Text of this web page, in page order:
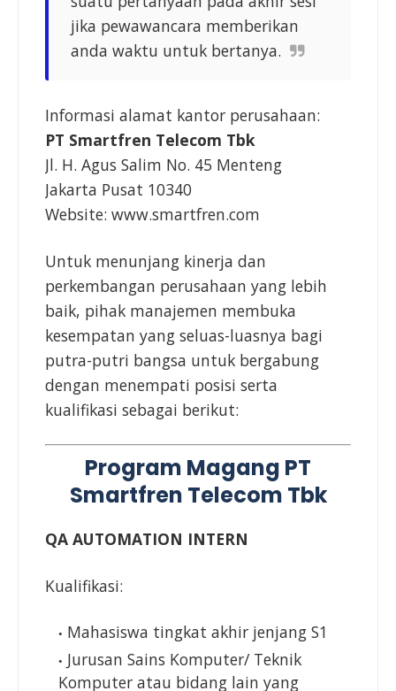
jika pewawancara memberikan
anda waktu untuk bertanya.
Informasi alamat kantor perusahaan:
PT Smartfren Telecom Tbk
Jl. H. Agus Salim No. 45 Menteng
Jakarta Pusat 10340
Website: www.smartfren.com
Untuk menunjang kinerja dan
perkembangan perusahaan yang lebih
baik, pihak manajemen membuka
kesempatan yang seluas-luasnya bagi
putra-putri bangsa untuk bergabung
dengan menempati posisi serta
kualifikasi sebagai berikut:
Program Magang PT
Smartfren Telecom Tbk
QA AUTOMATION INTERN
Kualifikasi:
Mahasiswa tingkat akhir jenjang S1
Jurusan Sains Komputer/ Teknik
Komputer atau bidang lain yang